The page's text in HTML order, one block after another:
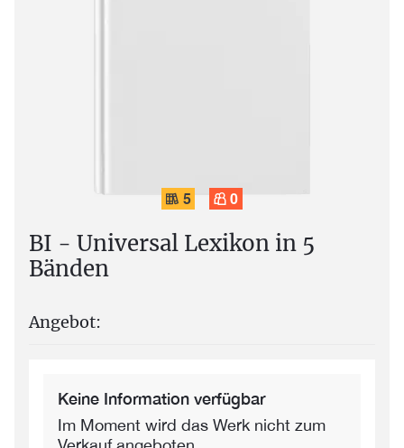
5 0
BI - Universal Lexikon in 5
Bänden
Angebot:
Keine Information verfügbar
Im Moment wird das Werk nicht zum